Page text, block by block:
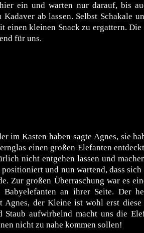
ein und warten nur darauf, bis
ab lassen. Selbst Schakale
einen kleinen Snack zu ergattern. Die
für uns.
im Kasten haben sagte Agnes, sie
einen großen Elefanten
nicht entgehen lassen und
positioniert und nun wartend, dass
Zur großen Überraschung war es
an ihrer Seite. Der
Agnes, der Kleine ist wohl erst diese
Staub aufwirbelnd macht uns die
nicht zu nahe kommen sollen!